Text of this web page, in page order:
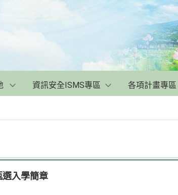
資訊安全ISMS專區 各項計畫專區
選入學簡章